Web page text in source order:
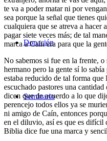
Donación
Seminario
te va a poder matar ni por
sea porque la señal que tienes
cualquiera que se atreva a hacer
pagar siete veces más; de tal
marca a Caín era para que la
No sabemos si fue en la frente,
hermano pero la gente sí lo
estaba reducido de tal forma que
escuchado pastores una
dicen que de acuerdo a lo que
perencejo todos ellos ya se
ni amigo de Caín, entonces
en el diluvio, así es que es difícil
Biblia dice fue una marca y